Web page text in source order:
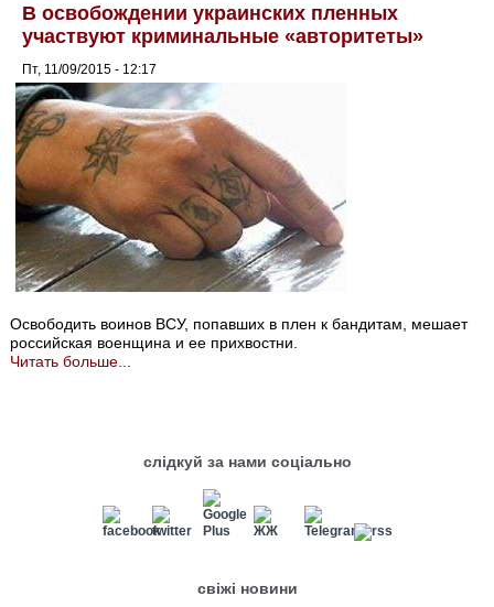
В освобождении украинских пленных
участвуют криминальные «авторитеты»
Пт, 11/09/2015 - 12:17
Освободить воинов ВСУ, попавших в плен к бандитам, мешает
российская военщина и ее прихвостни.
Читать больше...
слідкуй за нами соціально
свіжі новини